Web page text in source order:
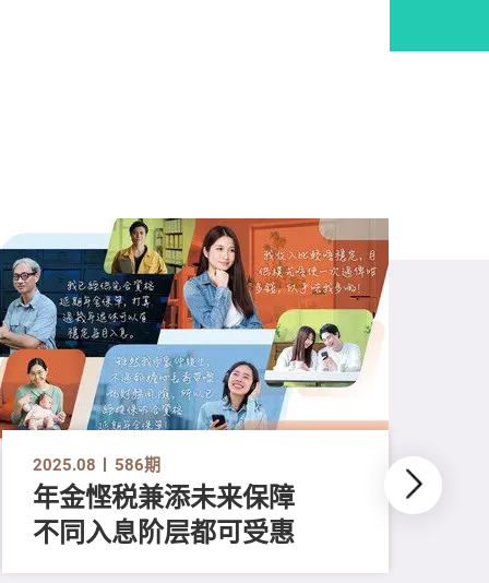
2025.08 586期
年金悭税兼添未来保障
不同入息阶层都可受惠